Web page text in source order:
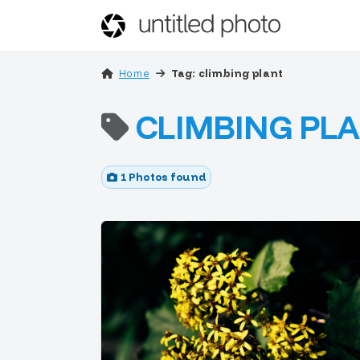
Home Tag: climbing plant
CLIMBING
1 Photos found